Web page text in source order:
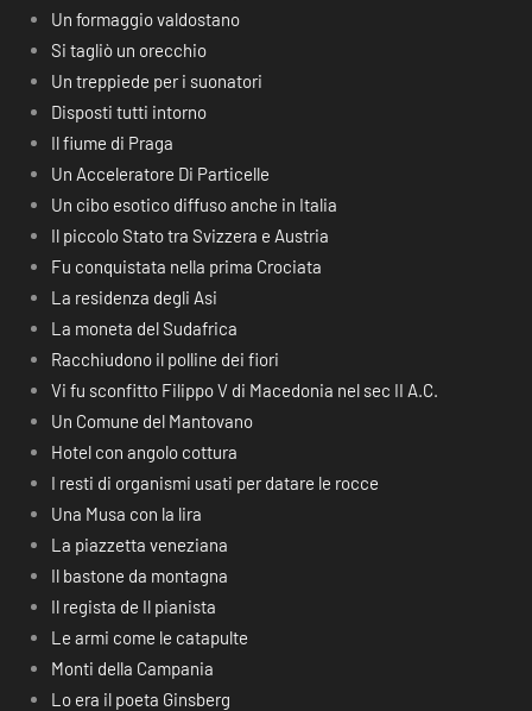
Un formaggio valdostano
Si tagliò un orecchio
Un treppiede per i suonatori
Disposti tutti intorno
Il fiume di Praga
Un Acceleratore Di Particelle
Un cibo esotico diffuso anche in Italia
Il piccolo Stato tra Svizzera e Austria
Fu conquistata nella prima Crociata
La residenza degli Asi
La moneta del Sudafrica
Racchiudono il polline dei fiori
Vi fu sconfitto Filippo V di Macedonia nel sec II A.C.
Un Comune del Mantovano
Hotel con angolo cottura
I resti di organismi usati per datare le rocce
Una Musa con la lira
La piazzetta veneziana
Il bastone da montagna
Il regista de Il pianista
Le armi come le catapulte
Monti della Campania
Lo era il poeta Ginsberg